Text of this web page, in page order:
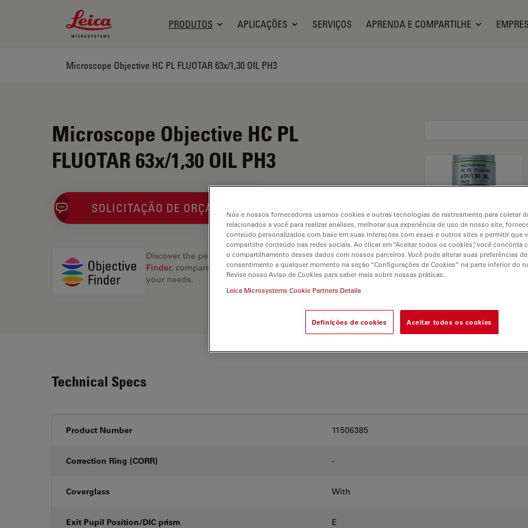
Leica Microsystems Logo
PRODUTOS APLICAÇÕES SERVIÇOS APRENDA E COMPARTILHE
Microscope Objective HC PL FLUOTAR 63x/1,30 OIL PH3
Microscope Objective HC PL
FLUOTAR 63x/1,30 OIL PH3
SOLICITAÇÃO DE ORÇAMENTO
Discover the perfect solution. Explore our Objective
Finder, compare alternatives, and find the best fit for
your needs.
Technical Specs
Product Number 11506385
Correction Ring (CORR) -
Coverglass With
Exit Pupil Position/DIC prism E
Nós e nossos fornecedores usamos cookies e outras tecnologias de rastreamento para coletar
relacionados a você para realizar análises, melhorar sua experiência de uso de nosso site,
conteúdo personalizados com base em suas interações com esses e outros sites e permitir que
compartilhe conteúdo nas redes sociais. Ao clicar em “Aceitar todos os cookies”, você concorda
o compartilhamento desses dados com nossos parceiros. Você pode alterar suas preferências de
consentimento a qualquer momento na seção “Configurações de Cookies” na parte inferior do
Revise nosso Aviso de Cookies para saber mais sobre nossas práticas.
Leica Microsystems Cookie Partners Details
Definições de cookies Aceitar todos os cookies